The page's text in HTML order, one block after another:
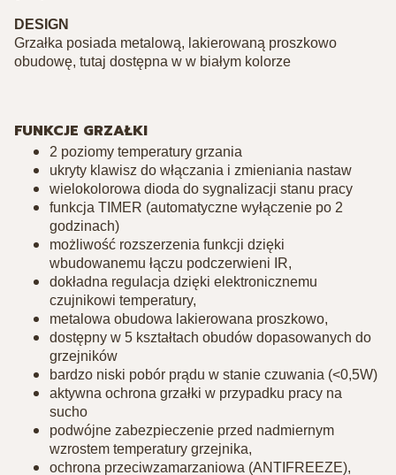
DESIGN
Grzałka posiada metalową, lakierowaną proszkowo
obudowę, tutaj dostępna w w białym kolorze
FUNKCJE GRZAŁKI
2 poziomy temperatury grzania
ukryty klawisz do włączania i zmieniania nastaw
wielokolorowa dioda do sygnalizacji stanu pracy
funkcja TIMER (automatyczne wyłączenie po 2
godzinach)
możliwość rozszerzenia funkcji dzięki
wbudowanemu łączu podczerwieni IR,
dokładna regulacja dzięki elektronicznemu
czujnikowi temperatury,
metalowa obudowa lakierowana proszkowo,
dostępny w 5 kształtach obudów dopasowanych do
grzejników
bardzo niski pobór prądu w stanie czuwania (<0,5W)
aktywna ochrona grzałki w przypadku pracy na
sucho
podwójne zabezpieczenie przed nadmiernym
wzrostem temperatury grzejnika,
ochrona przeciwzamarzaniowa (ANTIFREEZE),